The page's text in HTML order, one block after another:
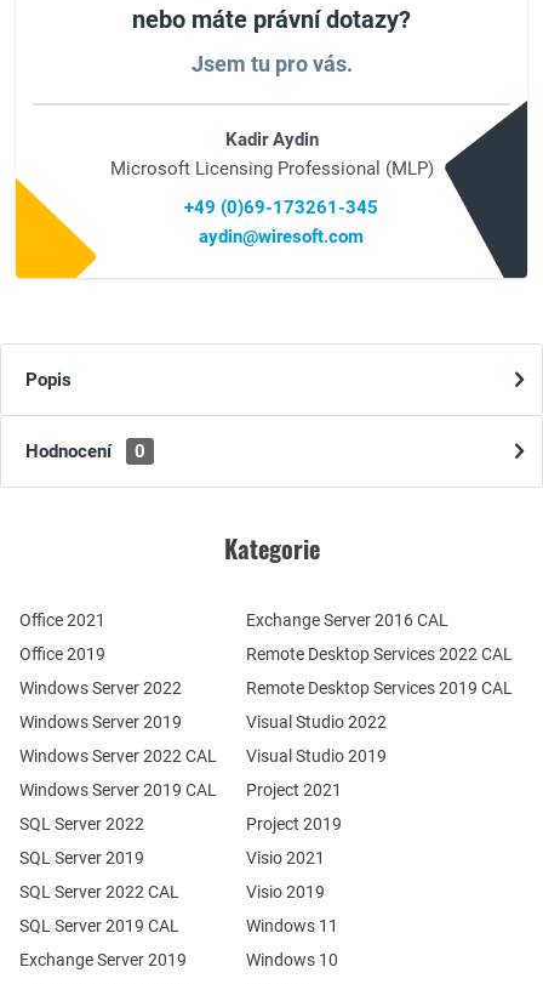
nebo máte právní dotazy?
Jsem tu pro vás.
Kadir Aydin
Microsoft Licensing Professional (MLP)
+49 (0)69-173261-345
aydin@wiresoft.com
Popis
Hodnocení 0
Kategorie
Office 2021
Office 2019
Windows Server 2022
Windows Server 2019
Exchange Server 2019
SQL Server 2022
SQL Server 2019
Windows Server 2022 CAL
Windows Server 2019 CAL
SQL Server 2022 CAL
SQL Server 2019 CAL
Remote Desktop Services 2022 CAL
Remote Desktop Services 2019 CAL
Exchange Server 2016 CAL
Visual Studio 2022
Visual Studio 2019
Project 2021
Project 2019
Visio 2021
Visio 2019
Windows 11
Windows 10